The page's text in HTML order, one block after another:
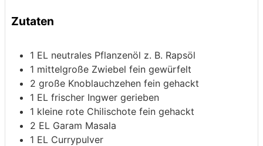
Zutaten
1 EL neutrales Pflanzenöl z. B. Rapsöl
1 mittelgroße Zwiebel fein gewürfelt
2 große Knoblauchzehen fein gehackt
1 EL frischer Ingwer gerieben
1 kleine rote Chilischote fein gehackt
2 EL Garam Masala
1 EL Currypulver